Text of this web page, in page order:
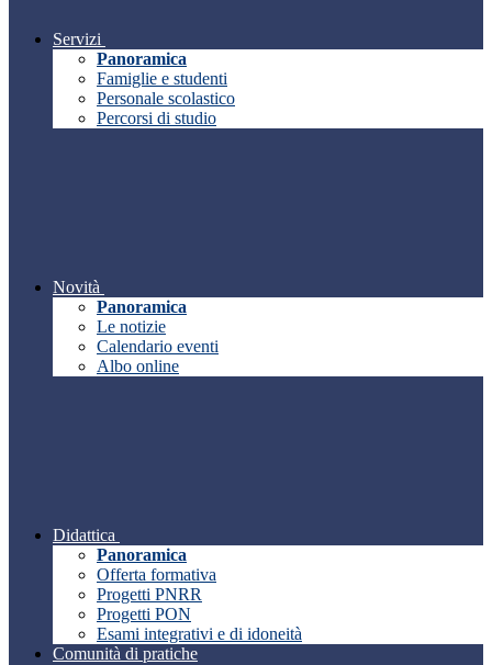
Servizi
Panoramica
Famiglie e studenti
Personale scolastico
Percorsi di studio
Novità
Panoramica
Le notizie
Calendario eventi
Albo online
Didattica
Panoramica
Offerta formativa
Progetti PNRR
Progetti PON
Esami integrativi e di idoneità
Comunità di pratiche